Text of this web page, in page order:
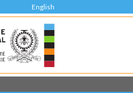
English